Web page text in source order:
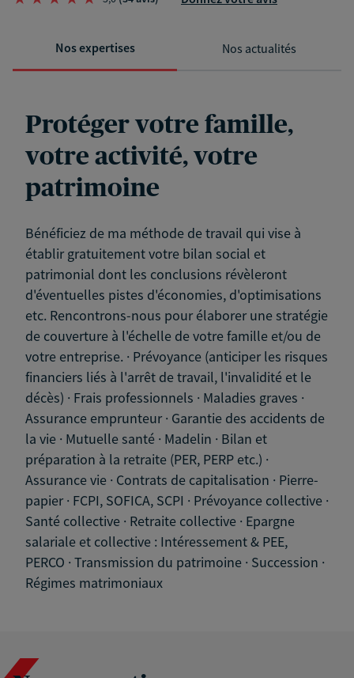
Nos expertises Nos actualités
Protéger votre famille,
votre activité, votre
patrimoine
Bénéficiez de ma méthode de travail qui vise à
établir gratuitement votre bilan social et
patrimonial dont les conclusions révèleront
d'éventuelles pistes d'économies, d'optimisations
etc. Rencontrons-nous pour élaborer une stratégie
de couverture à l'échelle de votre famille et/ou de
votre entreprise. · Prévoyance (anticiper les risques
financiers liés à l'arrêt de travail, l'invalidité et le
décès) · Frais professionnels · Maladies graves ·
Assurance emprunteur · Garantie des accidents de
la vie · Mutuelle santé · Madelin · Bilan et
préparation à la retraite (PER, PERP etc.) ·
Assurance vie · Contrats de capitalisation · Pierre-
papier · FCPI, SOFICA, SCPI · Prévoyance collective ·
Santé collective · Retraite collective · Epargne
salariale et collective : Intéressement & PEE,
PERCO · Transmission du patrimoine · Succession ·
Régimes matrimoniaux